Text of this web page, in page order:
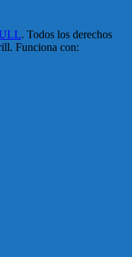
. Todos los derechos
Funciona con: